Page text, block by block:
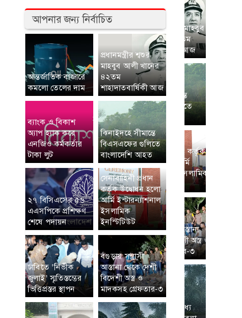
আপনার জন্য নির্বাচিত
আন্তর্জাতিক বাজারে
কমলো তেলের দাম
প্রধানমন্ত্রীর শ্বশুর
মাহবুব আলী খানের
৪২তম
শাহাদাতবার্ষিকী আজ
ব্যাংক ও বিকাশ
অ্যাপ হ্যাক করে
এনজিও কর্মকর্তার
টাকা লুট
ঝিনাইদহে সীমান্তে
বিএসএফের গুলিতে
বাংলাদেশি আহত
২৭ বিসিএসের ৫৬
এএসপিকে প্রশিক্ষণ
শেষে পদায়ন
সেনাবাহিনী প্রধান
কর্তৃক উদ্বোধন হলো
আর্মি ইন্টারন্যাশনাল
ইসলামিক
ইনস্টিটিউট
ঢাবিতে ‘নির্ভীক
জুলাই’ স্মৃতিস্তম্ভের
ভিত্তিপ্রস্তর স্থাপন
বগুড়ায় সন্ত্রাসী
আস্তানা থেকে দেশী
বিদেশী অস্ত্র ও
মাদকসহ গ্রেফতার-৩